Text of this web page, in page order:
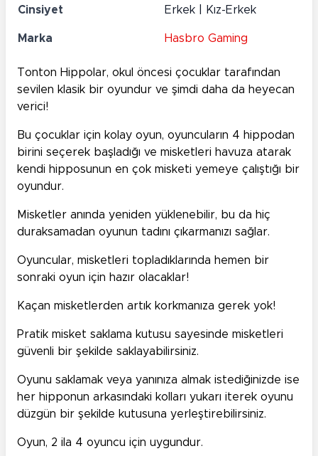
Cinsiyet Erkek | Kız-Erkek
Marka Hasbro Gaming
Tonton Hippolar, okul öncesi çocuklar tarafından
sevilen klasik bir oyundur ve şimdi daha da heyecan
verici!
Bu çocuklar için kolay oyun, oyuncuların 4 hippodan
birini seçerek başladığı ve misketleri havuza atarak
kendi hipposunun en çok misketi yemeye çalıştığı bir
oyundur.
Misketler anında yeniden yüklenebilir, bu da hiç
duraksamadan oyunun tadını çıkarmanızı sağlar.
Oyuncular, misketleri topladıklarında hemen bir
sonraki oyun için hazır olacaklar!
Kaçan misketlerden artık korkmanıza gerek yok!
Pratik misket saklama kutusu sayesinde misketleri
güvenli bir şekilde saklayabilirsiniz.
Oyunu saklamak veya yanınıza almak istediğinizde ise
her hipponun arkasındaki kolları yukarı iterek oyunu
düzgün bir şekilde kutusuna yerleştirebilirsiniz.
Oyun, 2 ila 4 oyuncu için uygundur.